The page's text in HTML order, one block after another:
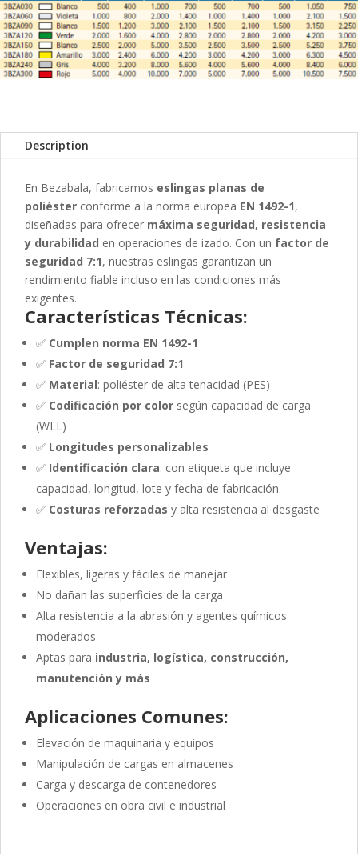
Description
En Bezabala, fabricamos eslingas planas de
poliéster conforme a la norma europea EN 1492-1,
diseñadas para ofrecer máxima seguridad, resistencia
y durabilidad en operaciones de izado. Con un factor de
seguridad 7:1, nuestras eslingas garantizan un
rendimiento fiable incluso en las condiciones más
exigentes.
Características Técnicas:
✅ Cumplen norma EN 1492-1
✅ Factor de seguridad 7:1
✅ Material: poliéster de alta tenacidad (PES)
✅ Codificación por color según capacidad de carga
(WLL)
✅ Longitudes personalizables
✅ Identificación clara: con etiqueta que incluye
capacidad, longitud, lote y fecha de fabricación
✅ Costuras reforzadas y alta resistencia al desgaste
Ventajas:
Flexibles, ligeras y fáciles de manejar
No dañan las superficies de la carga
Alta resistencia a la abrasión y agentes químicos
moderados
Aptas para industria, logística, construcción,
manutención y más
Aplicaciones Comunes:
Elevación de maquinaria y equipos
Manipulación de cargas en almacenes
Carga y descarga de contenedores
Operaciones en obra civil e industrial